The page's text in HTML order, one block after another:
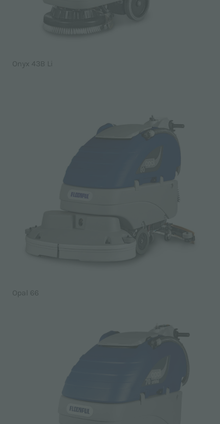
Onyx 43B Li
Opal 66